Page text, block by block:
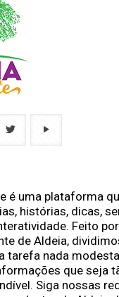
é uma plataforma
histórias, dicas,
Feito
de Aldeia,
tarefa nada
que seja
Siga nossas